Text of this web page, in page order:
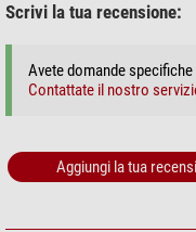
Scrivi la tua recensione:
Avete domande
Contattate il nostro
Aggiungi la tua